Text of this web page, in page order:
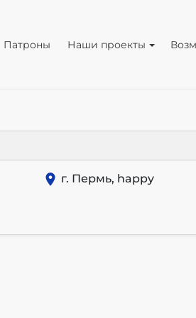
Патроны Наши проекты
г. Пермь, happy